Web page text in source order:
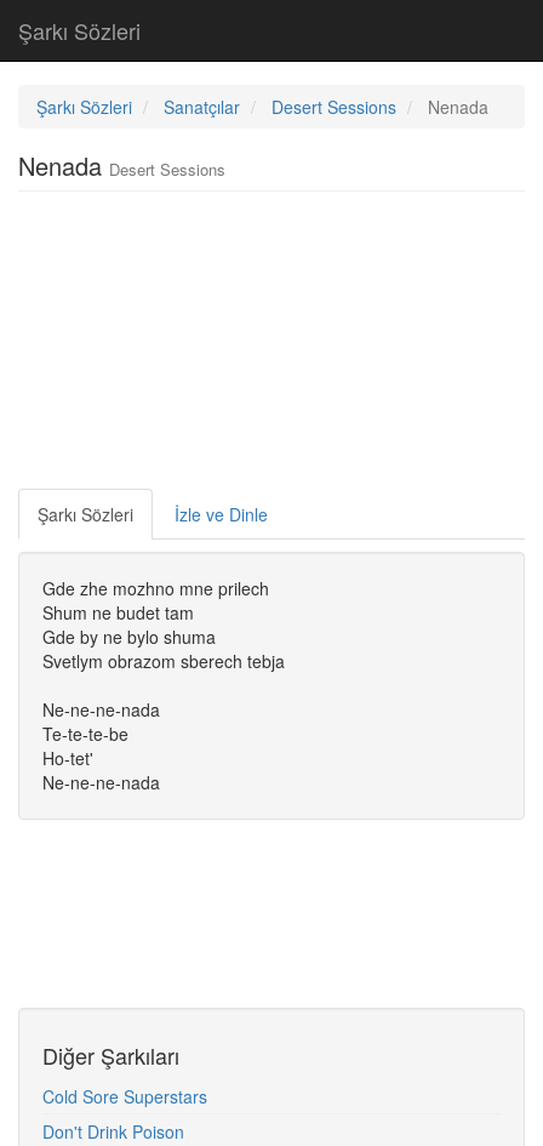
Şarkı Sözleri
Şarkı Sözleri Sanatçılar Desert Sessions Nenada
Nenada Desert Sessions
Şarkı Sözleri İzle ve Dinle
Gde zhe mozhno mne prilech
Shum ne budet tam
Gde by ne bylo shuma
Svetlym obrazom sberech tebja
Ne-ne-ne-nada
Te-te-te-be
Ho-tet'
Ne-ne-ne-nada
Diğer Şarkıları
Cold Sore Superstars
Don't Drink Poison